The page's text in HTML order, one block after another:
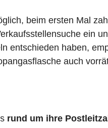
beim ersten Mal
ein
entschieden haben,
auch
rund um ihre